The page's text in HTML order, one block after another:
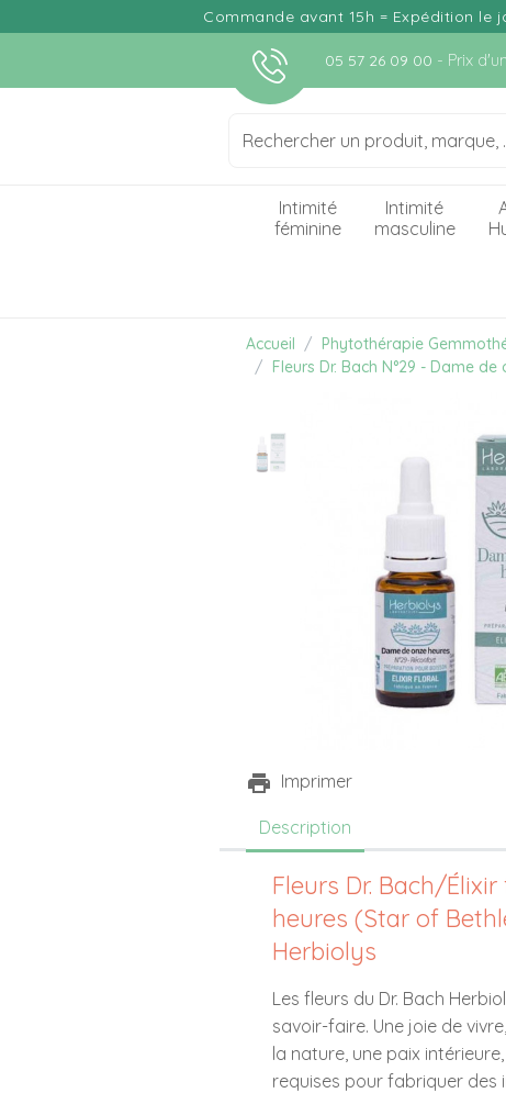
Commande avant 15h = Expédition
05 57 26 09 00 - Prix
Intimité
féminine
Intimité
masculine
Accueil Phytothérapie
Fleurs Dr. Bach N°29 - Dame
Imprimer
Description
Fleurs Dr. Bach/
heures (Star of
Herbiolys
Les fleurs du Dr. Bach
savoir-faire. Une joie de
la nature, une paix
requises pour fabriquer des